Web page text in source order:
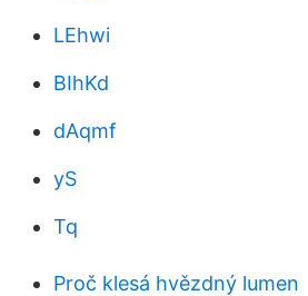
LEhwi
BIhKd
dAqmf
yS
Tq
Proč klesá hvězdný lumen